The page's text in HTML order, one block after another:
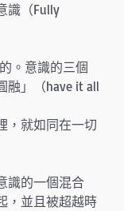
識（Fully
的。意識的三個
融」（have it all
，就如同在一切
識的一個混合
，並且被超越時